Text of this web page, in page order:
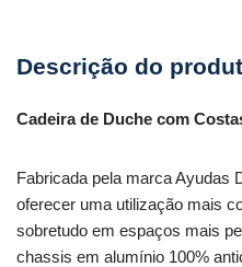
Cadeira de Duche com
Fabricada pela marca Ayudas
oferecer uma utilização mais
sobretudo em espaços mais
chassis em alumínio 100%